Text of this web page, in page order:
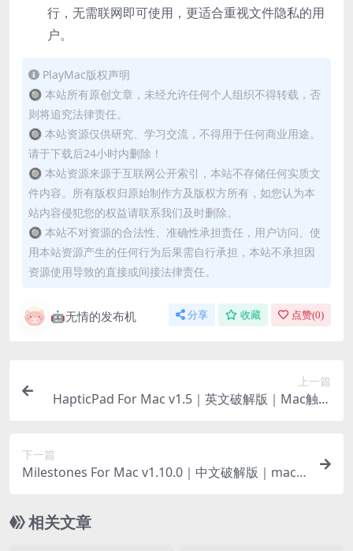
行，无需联网即可使用，更适合重视文件隐私的用
户。
PlayMac版权声明
🔘 本站所有原创文章，未经允许任何个人组织不得转载，否
则将追究法律责任。
🔘 本站资源仅供研究、学习交流，不得用于任何商业用途。
请于下载后24小时内删除！
🔘 本站资源来源于互联网公开索引，本站不存储任何实质文
件内容。所有版权归原始制作方及版权方所有，如您认为本
站内容侵犯您的权益请联系我们及时删除。
🔘 本站不对资源的合法性、准确性承担责任，用户访问、使
用本站资源产生的任何行为后果需自行承担，本站不承担因
资源使用导致的直接或间接法律责任。
🤖无情的发布机 分享 收藏 点赞(0)
上一篇
HapticPad For Mac v1.5｜英文破解版｜Mac触控
下一篇
Milestones For Mac v1.10.0｜中文破解版｜macO
相关文章